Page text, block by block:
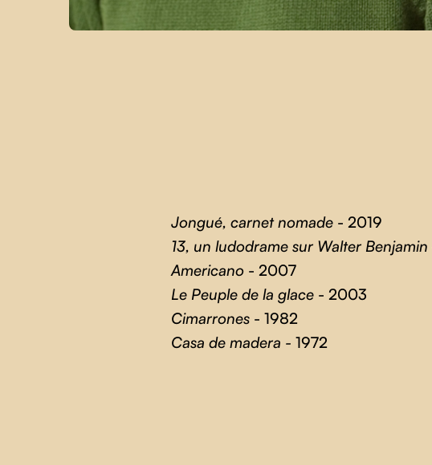
Jongué, carnet nomade- 2019
13, un ludodrame sur Walter Benjamin
Americano- 2007
Le Peuple de la glace- 2003
Cimarrones- 1982
Casa de madera - 1972